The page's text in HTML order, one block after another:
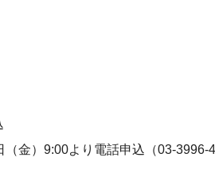
より電話申込（03-3996-